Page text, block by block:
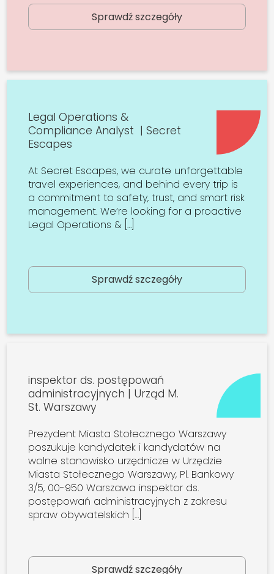
Sprawdź szczegóły
Legal Operations &
Compliance Analyst | Secret
Escapes
At Secret Escapes, we curate unforgettable
travel experiences, and behind every trip is
a commitment to safety, trust, and smart risk
management. We’re looking for a proactive
Legal Operations & […]
Sprawdź szczegóły
inspektor ds. postępowań
administracyjnych | Urząd M.
St. Warszawy
Prezydent Miasta Stołecznego Warszawy
poszukuje kandydatek i kandydatów na
wolne stanowisko urzędnicze w Urzędzie
Miasta Stołecznego Warszawy, Pl. Bankowy
3/5, 00-950 Warszawa inspektor ds.
postępowań administracyjnych z zakresu
spraw obywatelskich […]
Sprawdź szczegóły